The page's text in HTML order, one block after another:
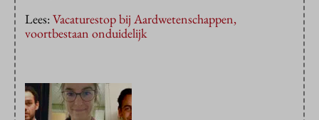
Lees:Vacaturestop bij Aardwetenschappen,
voortbestaan onduidelijk